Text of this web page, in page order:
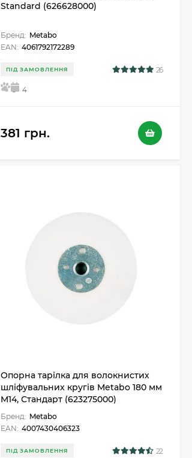
Standard (626628000)
Бренд: Metabo
EAN: 4061792172289
ПІД ЗАМОВЛЕННЯ 26
5 4
381 грн.
Опорна тарілка для волокнистих
шліфувальних кругів Metabo 180 мм
M14, Стандарт (623275000)
Бренд: Metabo
EAN: 4007430406323
ПІД ЗАМОВЛЕННЯ 22